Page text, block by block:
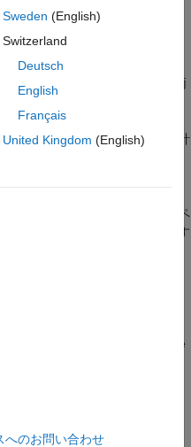
参照してください。
します。レポート生成オプショ
ートの構成
トップ製品とサーバー製品の両
エクスポートして、グラフと統計
ートに応じて
ペ
からの特定のタイプの結果に関す
る次の情報を確認できます。
るには、Polyspace ユーザー
ペイン内か、Polyspace
合は IDE 内で、ID を使用しま
のチェックで6.8.1 An object
Sweden (English)
Switzerland
Deutsch
English
Français
United Kingdom (English)
へのお問い合わせ